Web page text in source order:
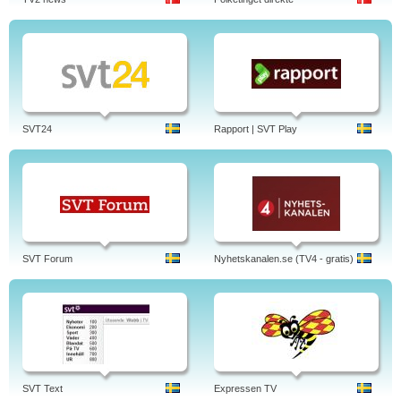
SVT24 Rapport | SVT Play
SVT Forum Nyhetskanalen.se (TV4 - gratis)
SVT Text Expressen TV